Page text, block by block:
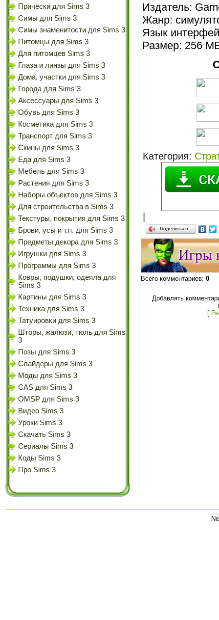
Причёски для Sims 3
Симы для Sims 3
Симы знаменитости для Sims 3
Питомцы для Sims 3
Для питомцев Sims 3
Глаза и линзы для Sims 3
Дома, участки для Sims 3
Города для Sims 3
Аксессуары для Sims 3
Обувь для Sims 3
Косметика для Sims 3
Транспорт для Sims 3
Скины для Sims 3
Еда для Sims 3
Мебель для Sims 3
Растения для Sims 3
Наборы объектов для Sims 3
Для строительства в Sims 3
Текстуры, покрытия для Sims 3
Брови, усы и т.п. для Sims 3
Предметы декора для Sims 3
Игрушки для Sims 3
Программы для Sims 3
Ковры, подушки, одеяла для
Sims 3
Картины для Sims 3
Техника для Sims 3
Татуировки для Sims 3
Шторы, жалюзи, тюль для Sims
3
Позы для Sims 3
Слайдеры для Sims 3
Моды для Sims 3
CAS для Sims 3
OMSP для Sims 3
Видео Sims 3
Уроки Sims 3
Скачать Sims 3
Сериалы Sims 3
Коды Sims 3
Про Sims 3
Издатель:
Жанр:
Язык
Размер: 256
Категория:
Поделиться…
Всего комментариев: 0
Добавлять
[